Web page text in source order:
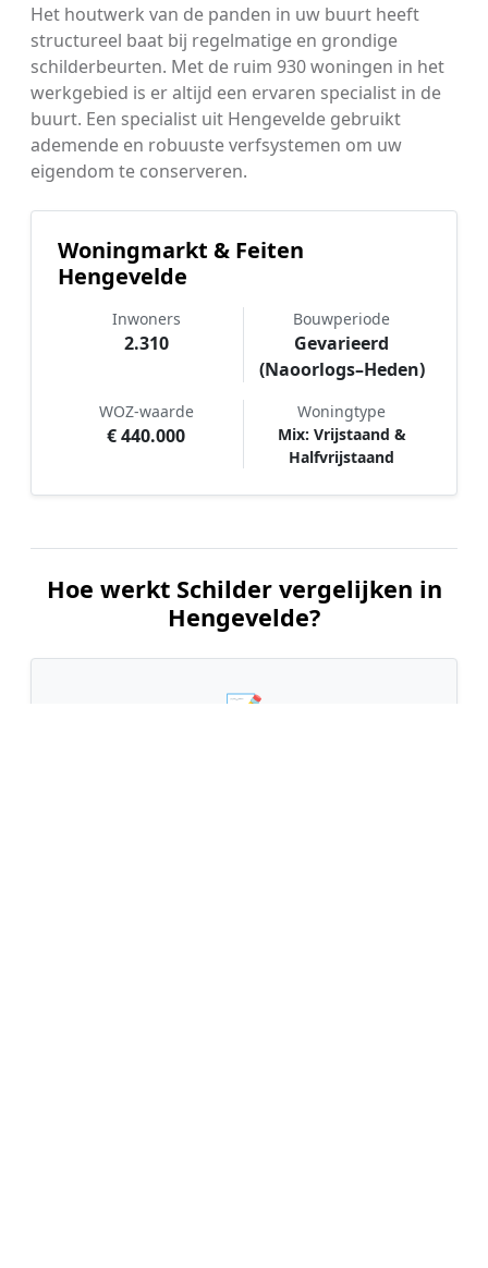
Het houtwerk van de panden in uw buurt heeft
structureel baat bij regelmatige en grondige
schilderbeurten. Met de ruim 930 woningen in het
werkgebied is er altijd een ervaren specialist in de
buurt. Een specialist uit Hengevelde gebruikt
ademende en robuuste verfsystemen om uw
eigendom te conserveren.
Woningmarkt & Feiten
Hengevelde
Inwoners
2.310
Bouwperiode
Gevarieerd
(Naoorlogs–Heden)
WOZ-waarde
€ 440.000
Woningtype
Mix: Vrijstaand &
Halfvrijstaand
Hoe werkt Schilder vergelijken in
Hengevelde?
📝